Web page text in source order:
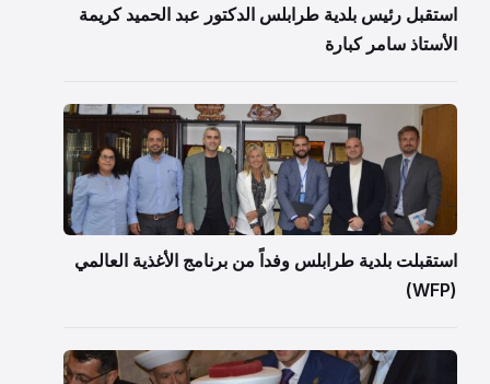
استقبل رئيس بلدية طرابلس الدكتور عبد الحميد كريمة
الأستاذ سامر كبارة
استقبلت بلدية طرابلس وفداً من برنامج الأغذية العالمي
(WFP)